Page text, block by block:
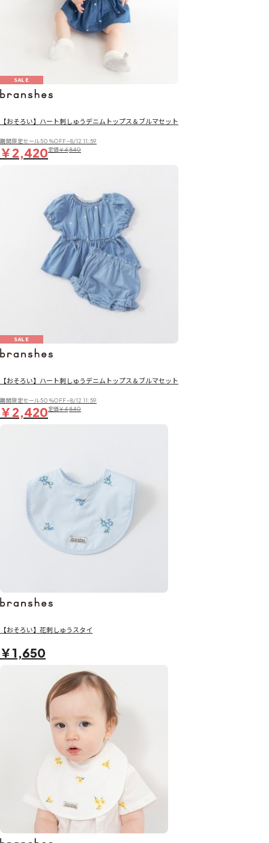
SALE
【おそろい】ハート刺しゅうデニムトップス＆ブルマセット
期間限定セール50％OFF~8/12 11:59
￥2,420定価￥4,840
SALE
【おそろい】ハート刺しゅうデニムトップス＆ブルマセット
期間限定セール50％OFF~8/12 11:59
￥2,420定価￥4,840
【おそろい】花刺しゅうスタイ
￥1,650